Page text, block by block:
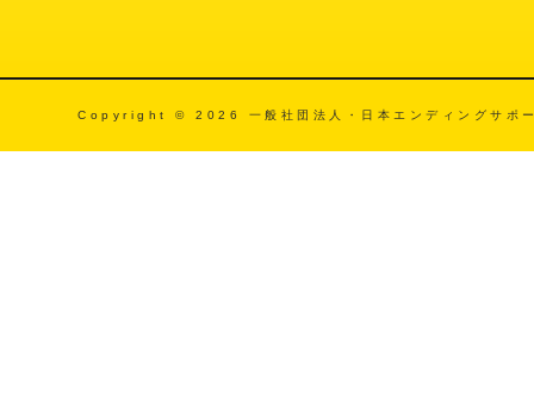
Copyright © 2026 一般社団法人・日本エンディング